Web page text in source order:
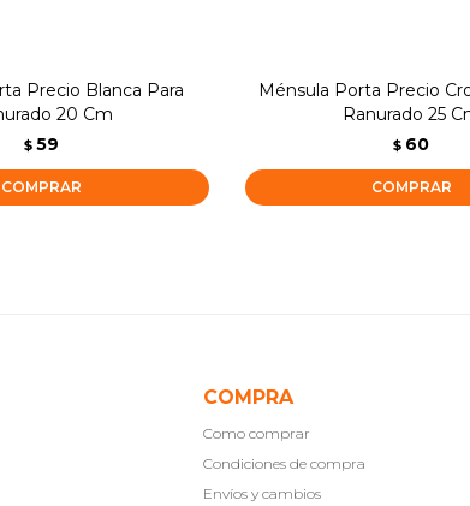
Precio Blanca Para
20 Cm
$ 59
Ménsula Porta Precio
Ranurado 25
$ 60
COMPRA
Como comprar
Condiciones de compra
Envíos y cambios